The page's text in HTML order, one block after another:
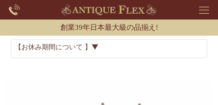
創業39年日本最大級の品揃え!
【お休み期間について 】▼